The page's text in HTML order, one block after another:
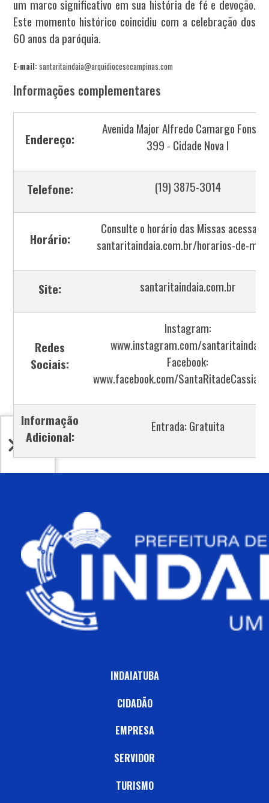
um marco significativo em sua história de fé e devoção.
Este momento histórico coincidiu com a celebração dos
60 anos da paróquia.
E-mail:santaritaindaia@arquidiocesecampinas.com
Informações complementares
Endereço:
Avenida Major Alfredo Camargo
399 - Cidade Nova I
Telefone: (19) 3875-3014
Horário:
Consulte o horário das Missas
santaritaindaia.com.br/horarios-de-
Site: santaritaindaia.com.br
Redes
Sociais:
Instagram:
www.instagram.com/santaritaindaia
Facebook:
www.facebook.com/
Informação
Adicional:
Entrada: Gratuita
INDAIATUBA
CIDADÃO
EMPRESA
SERVIDOR
TURISMO